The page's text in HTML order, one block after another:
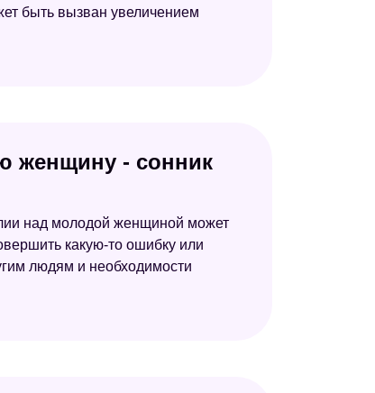
быть вызван увеличением
женщину - сонник
над молодой женщиной может
какую-то ошибку или
людям и необходимости